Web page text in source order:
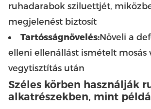
ruhadarabok sziluettjét,
megjelenést biztosít
Tartósságnövelés:Növeli a
elleni ellenállást ismételt mosás
vegytisztítás után
Széles körben használják
alkatrészekben, mint